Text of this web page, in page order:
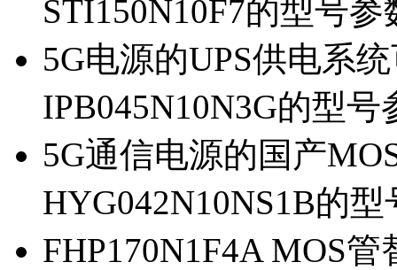
STI150N10F7的型号参
5G电源的UPS供电系
IPB045N10N3G的型号
5G通信电源的国产
HYG042N10NS1B的
FHP170N1F4A MOS